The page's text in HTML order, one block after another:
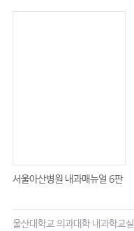
서울아산병원 내과매뉴얼 6판
울산대학교 의과대학 내과학교실